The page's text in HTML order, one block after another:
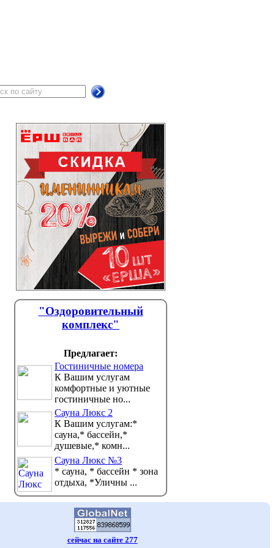
"Оздоровительный
комплекс"
Предлагает:
Гостиничные номера
К Вашим услугам
комфортные и уютные
гостиничные но...
Сауна Люкс 2
К Вашим услугам:*
сауна,* бассейн,*
душевые,* комн...
Сауна Люкс №3
* сауна, * бассейн * зона
отдыха, *Уличны ...
сейчас на сайте 277